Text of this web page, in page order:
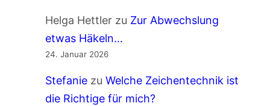
Helga Hettlerzu Zur Abwechslung
etwas Häkeln…
24. Januar 2026
Stefaniezu Welche Zeichentechnik ist
die Richtige für mich?